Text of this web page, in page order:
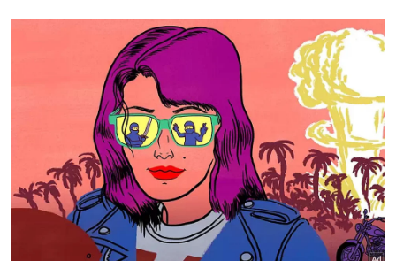
Berita Telus & Tulus menerusi E-Mel setiap
Nak berita-berita terkini dengan lebih pantas?
Jom sertai saluran WhatsApp Sinar Harian: